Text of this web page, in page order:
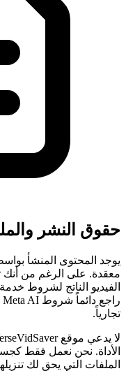
حقوق النشر
يوجد المحتوى المنشأ
معقدة. على الرغم من أنك
تجارياً.
الأداة. نحن نعمل فقط
الملفات التي يحق لك